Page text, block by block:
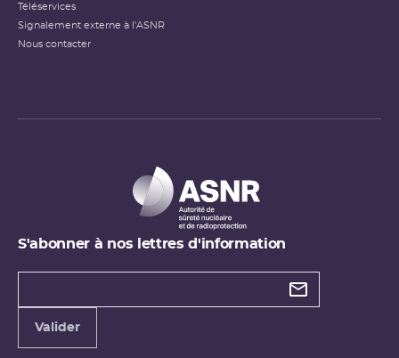
Téléservices
Signalement externe à l'ASNR
Nous contacter
S'abonner à nos lettres d'information
Types de
Valider